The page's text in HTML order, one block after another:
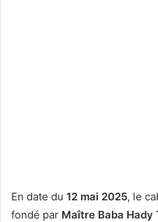
En date du 12 mai 2025, le
fondé par Maître Baba Hady